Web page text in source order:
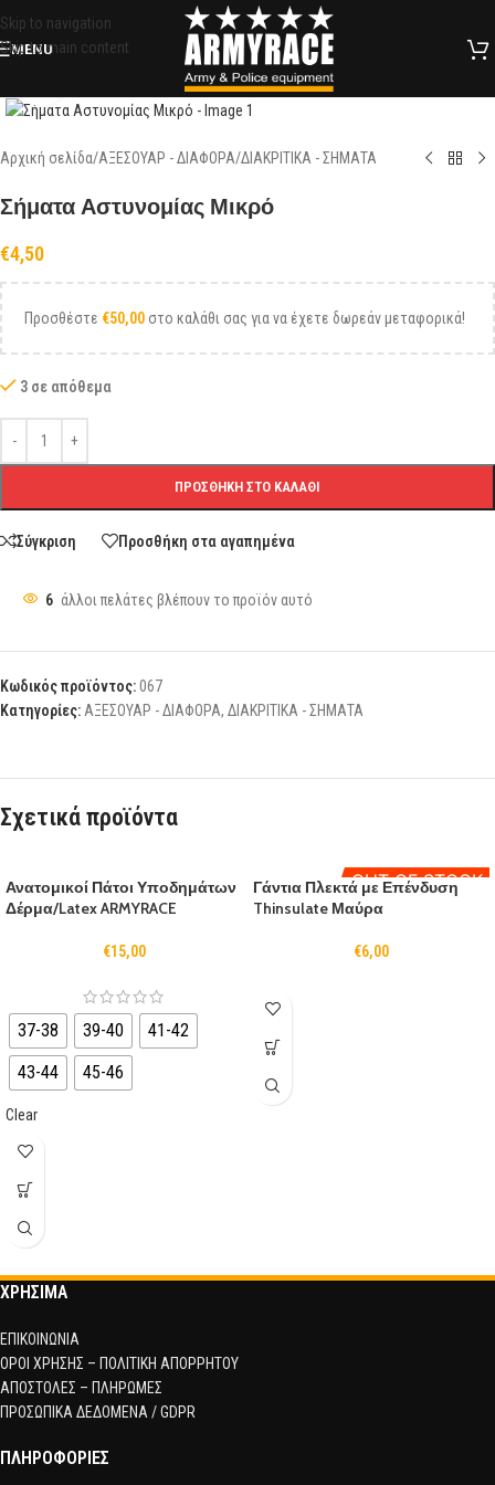
Skip to navigation
Skip to main content
MENU
Αρχική σελίδα/ΑΞΕΣΟΥΑΡ - ΔΙΑΦΟΡΑ/ΔΙΑΚΡΙΤΙΚΑ - ΣΗΜΑΤΑ
Σήματα Αστυνομίας Μικρό
€4,50
Προσθέστε €50,00 στο καλάθι σας για να έχετε δωρεάν μεταφορικά!
3 σε απόθεμα
ΠΡΟΣΘΉΚΗ ΣΤΟ ΚΑΛΆΘΙ
Σύγκριση Προσθήκη στα αγαπημένα
6 άλλοι πελάτες βλέπουν το προϊόν αυτό
Κωδικός προϊόντος:067
Κατηγορίες:ΑΞΕΣΟΥΑΡ - ΔΙΑΦΟΡΑ, ΔΙΑΚΡΙΤΙΚΑ - ΣΗΜΑΤΑ
Σχετικά προϊόντα
Ανατομικοί Πάτοι Υποδημάτων
Δέρμα/Latex ARMYRACE
€15,00
37-38 39-40
41-42
43-44
45-46
Clear
OUT OF STOCK
Γάντια Πλεκτά με Επένδυση
Thinsulate Μαύρα
€6,00
ΧΡΗΣΙΜΑ
ΕΠΙΚΟΙΝΩΝΙΑ
ΟΡΟΙ ΧΡΗΣΗΣ – ΠΟΛΙΤΙΚΗ ΑΠΟΡΡΗΤΟΥ
ΑΠΟΣΤΟΛΕΣ – ΠΛΗΡΩΜΕΣ
ΠΡΟΣΩΠΙΚΑ ΔΕΔΟΜΕΝΑ / GDPR
ΠΛΗΡΟΦΟΡΙΕΣ